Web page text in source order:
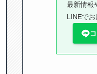
最新情報
LINEでお